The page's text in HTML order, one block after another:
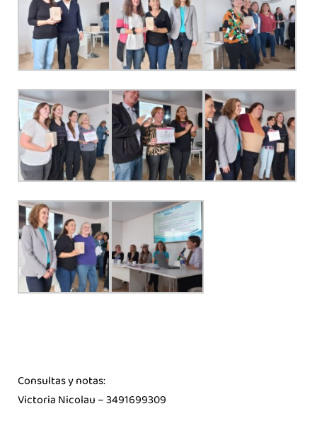
Consultas y notas:
Victoria Nicolau – 3491699309